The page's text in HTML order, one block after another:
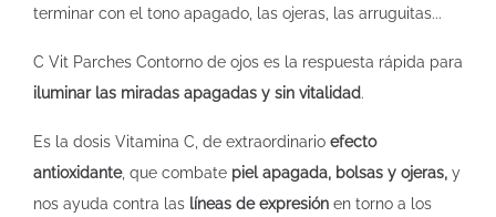
terminar con el tono apagado, las ojeras, las arruguitas...
C Vit Parches Contorno de ojos es la respuesta rápida para
iluminar las miradas apagadas y sin vitalidad.
Es la dosis Vitamina C, de extraordinario efecto
antioxidante, que combate piel apagada, bolsas y ojeras, y
nos ayuda contra las líneas de expresión en torno a los